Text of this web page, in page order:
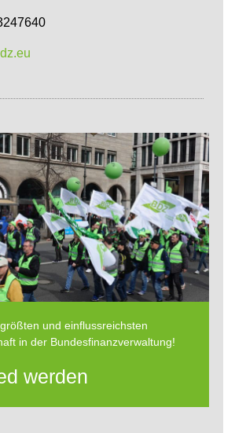
und einflussreichsten
in der Bundesfinanzverwaltung!
werden